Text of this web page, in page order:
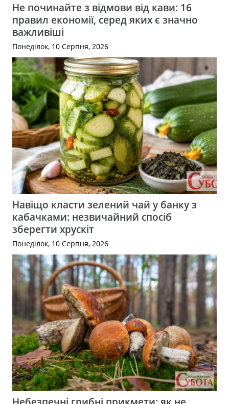
Не починайте з відмови від кави: 16
правил економії, серед яких є значно
важливіші
Понеділок, 10 Серпня, 2026
Навіщо класти зелений чай у банку з
кабачками: незвичайний спосіб
зберегти хрускіт
Понеділок, 10 Серпня, 2026